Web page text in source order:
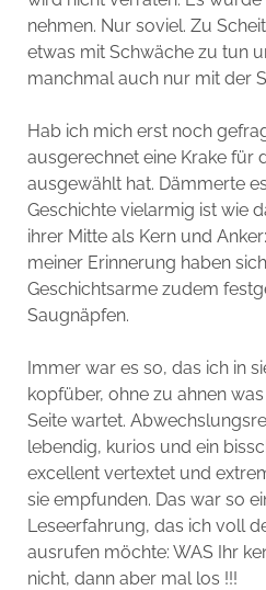
nehmen. Nur soviel. Zu
etwas mit Schwäche zu tun
manchmal auch nur mit der
Hab ich mich erst noch
ausgerechnet eine Krake für
ausgewählt hat. Dämmerte
Geschichte vielarmig ist wie
ihrer Mitte als Kern und
meiner Erinnerung haben
Geschichtsarme zudem
Saugnäpfen.
Immer war es so, das ich in
kopfüber, ohne zu ahnen
Seite wartet.
lebendig, kurios und ein
excellent vertextet und
sie empfunden. Das war so
Leseerfahrung, das ich voll
ausrufen möchte: WAS Ihr
nicht, dann aber mal los !!!